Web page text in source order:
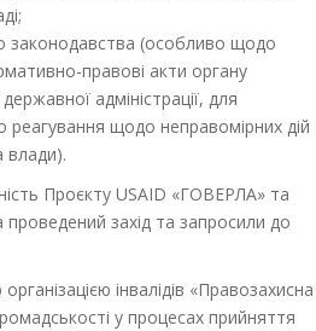
законодавства (особливо щодо
правові акти органу
адміністрації, для
щодо неправомірних дій
влади).
Проєкту USAID «ГОВЕРЛА» та
проведений захід та запросили до
інвалідів «Правозахисна
у процесах прийняття